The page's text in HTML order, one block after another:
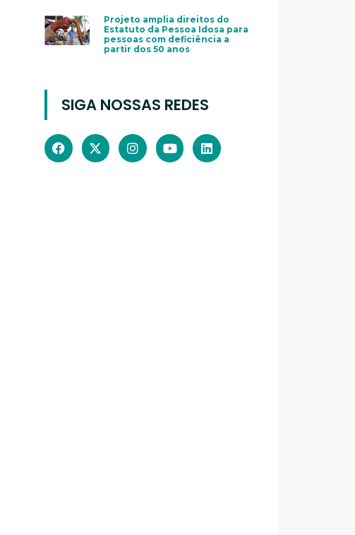
Projeto amplia direitos do
Estatuto da Pessoa Idosa para
pessoas com deficiência a
partir dos 50 anos
SIGA NOSSAS REDES